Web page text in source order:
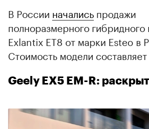
В России начались продажи
полноразмерного
Exlantix ET8 от марки Esteo в
Стоимость модели
Geely EX5 EM-R: